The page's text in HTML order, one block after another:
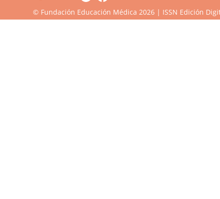
© Fundación Educación Médica 2026 | ISSN Edición